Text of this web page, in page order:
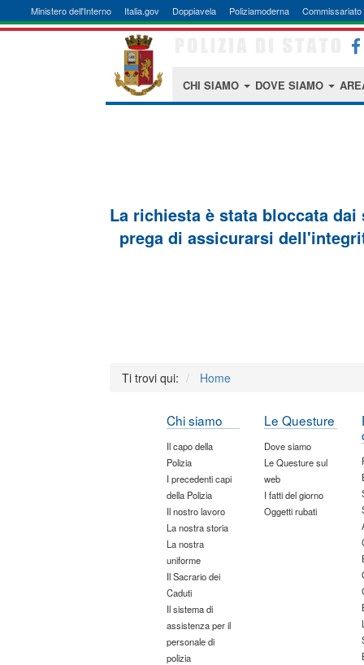
Ministero dell'Interno Italia.gov Doppiavela Poliziamoderna Commissariato
CHI SIAMO DOVE SIAMO
La richiesta è stata bloccata
prega di assicurarsi
Ti trovi qui: Home
Chi siamo
Il capo della
Polizia
I precedenti capi
della Polizia
Il nostro lavoro
La nostra storia
La nostra
uniforme
Il Sacrario dei
Caduti
Il sistema di
assistenza per il
personale di
polizia
Le Questure
Dove siamo
Le Questure sul
web
I fatti del giorno
Oggetti rubati